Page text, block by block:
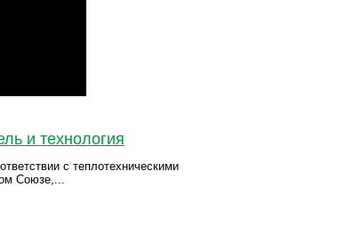
и технология
с теплотехническими
Союзе,...